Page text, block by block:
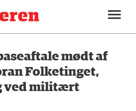
mødt af
Folketinget,
ved militært